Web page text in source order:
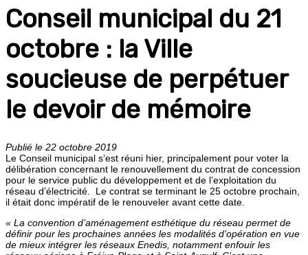
Conseil municipal du 21
octobre : la Ville
soucieuse de perpétuer
le devoir de mémoire
Publié le 22 octobre 2019
Le Conseil municipal s’est réuni hier, principalement pour voter la
délibération concernant le renouvellement du contrat de concession
pour le service public du développement et de l’exploitation du
réseau d’électricité. Le contrat se terminant le 25 octobre prochain,
il était donc impératif de le renouveler avant cette date.
« La convention d’aménagement esthétique du réseau permet de
définir pour les prochaines années les modalités d’opération en vue
de mieux intégrer les réseaux Enedis, notamment enfouir les